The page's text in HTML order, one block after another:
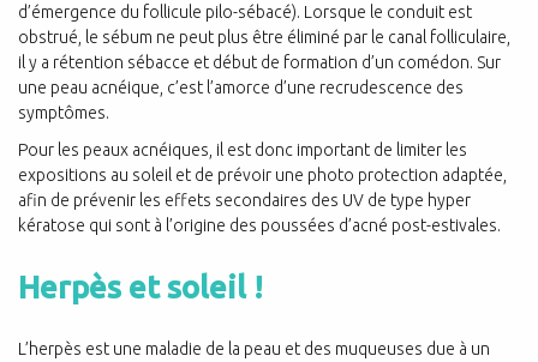
d’émergence du follicule pilo-sébacé). Lorsque le conduit est
obstrué, le sébum ne peut plus être éliminé par le canal folliculaire,
il y a rétention sébacce et début de formation d’un comédon. Sur
une peau acnéique, c’est l’amorce d’une recrudescence des
symptômes.
Pour les peaux acnéiques, il est donc important de limiter les
expositions au soleil et de prévoir une photo protection adaptée,
afin de prévenir les effets secondaires des UV de type hyper
kératose qui sont à l’origine des poussées d’acné post-estivales.
Herpès et soleil !
L’herpès est une maladie de la peau et des muqueuses due à un